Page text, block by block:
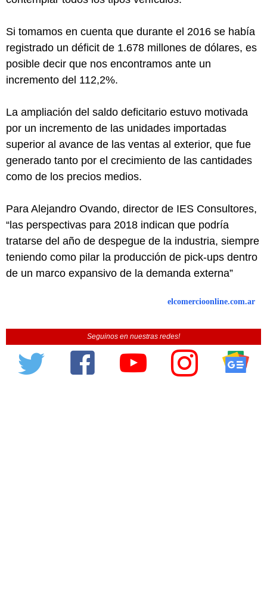
Si tomamos en cuenta que durante el 2016 se había
registrado un déficit de 1.678 millones de dólares, es
posible decir que nos encontramos ante un
incremento del 112,2%.
La ampliación del saldo deficitario estuvo motivada
por un incremento de las unidades importadas
superior al avance de las ventas al exterior, que fue
generado tanto por el crecimiento de las cantidades
como de los precios medios.
Para Alejandro Ovando, director de IES Consultores,
“las perspectivas para 2018 indican que podría
tratarse del año de despegue de la industria, siempre
teniendo como pilar la producción de pick-ups dentro
de un marco expansivo de la demanda externa”
elcomercioonline.com.ar
Seguinos en nuestras redes!